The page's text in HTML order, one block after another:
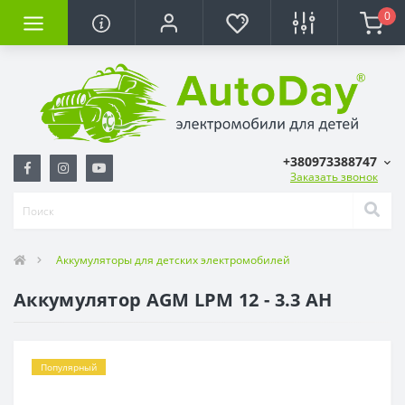
0
+380973388747
Заказать звонок
Аккумуляторы для детских электромобилей
Аккумулятор AGM LPM 12 - 3.3 AH
Популярный